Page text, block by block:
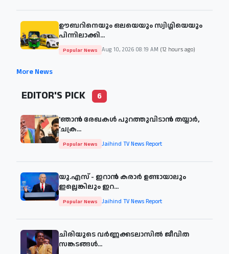
ഊബറിനെയും ഒലയെയും സ്വിഗ്ഗിയെയും
പിന്നിലാക്കി...
Popular News Aug 10, 2026 08:19 AM (12 hours ago)
More News
EDITOR'S PICK 6
'ഞാന്‍ രേഖകള്‍ പുറത്തുവിടാന്‍ തയ്യാര്‍,
'ചക്ര...
Popular News Jaihind TV News Report
യു.എസ് - ഇറാൻ കരാർ ഉണ്ടായാലും
ഇല്ലെങ്കിലും ഇറ...
Popular News Jaihind TV News Report
ചിരിയുടെ വര്‍ണ്ണക്കടലാസില്‍ ജീവിത
സങ്കടങ്ങള്‍...